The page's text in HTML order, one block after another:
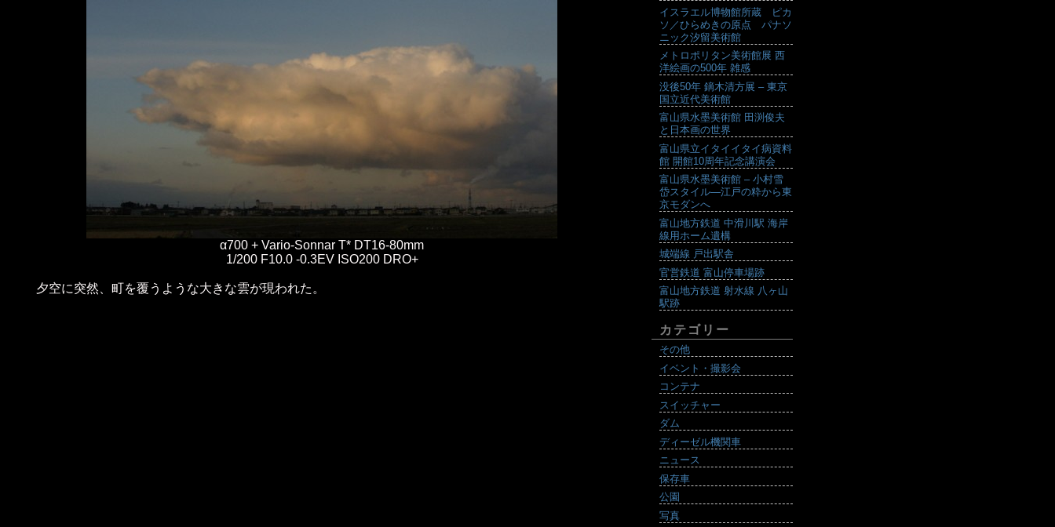
α700 + Vario-Sonnar T* DT16-80mm
1/200 F10.0 -0.3EV ISO200 DRO+
夕空に突然、町を覆うような大きな雲が現われた。
イスラエル博物館所蔵 ピカ
ソ／ひらめきの原点 パナソ
ニック汐留美術館
メトロポリタン美術館展 西
洋絵画の500年 雑感
没後50年 鏑木清方展 – 東京
国立近代美術館
富山県水墨美術館 田渕俊夫
と日本画の世界
富山県立イタイイタイ病資料
館 開館10周年記念講演会
富山県水墨美術館 – 小村雪
岱スタイル―江戸の粋から東
京モダンへ
富山地方鉄道 中滑川駅 海岸
線用ホーム遺構
城端線 戸出駅舎
官営鉄道 富山停車場跡
富山地方鉄道 射水線 八ヶ山
駅跡
カテゴリー
その他
イベント・撮影会
コンテナ
スイッチャー
ダム
ディーゼル機関車
ニュース
保存車
公園
写真